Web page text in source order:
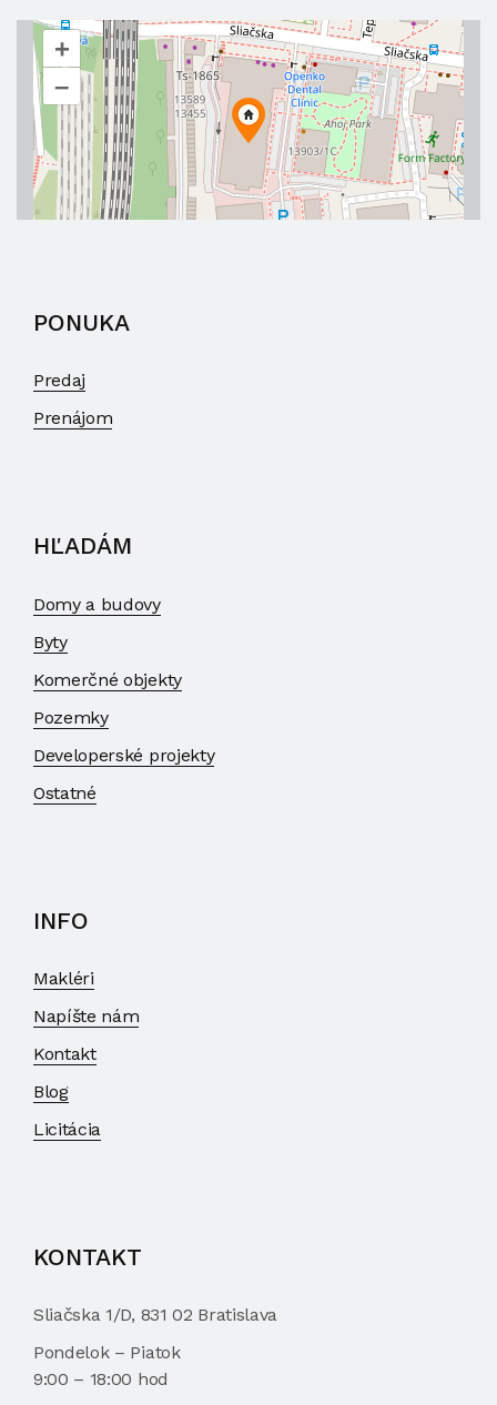
+
–
PONUKA
Predaj
Prenájom
HĽADÁM
Domy a budovy
Byty
Komerčné objekty
Pozemky
Developerské projekty
Ostatné
INFO
Makléri
Napíšte nám
Kontakt
Blog
Licitácia
KONTAKT
Sliačska 1/D, 831 02 Bratislava
Pondelok – Piatok
9:00 – 18:00 hod